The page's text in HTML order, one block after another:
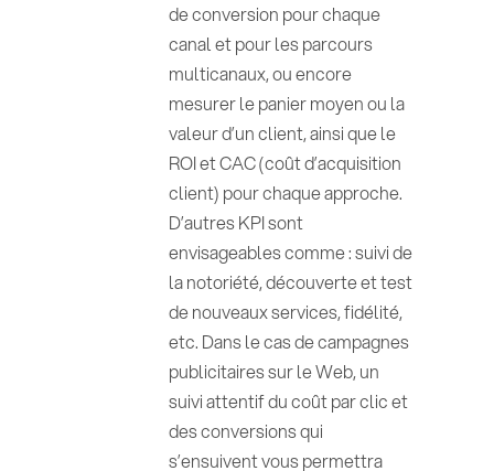
de conversion pour chaque
canal et pour les parcours
multicanaux, ou encore
mesurer le panier moyen ou la
valeur d’un client, ainsi que le
ROI et CAC (coût d’acquisition
client) pour chaque approche.
D’autres KPI sont
envisageables comme : suivi de
la notoriété, découverte et test
de nouveaux services, fidélité,
etc. Dans le cas de campagnes
publicitaires sur le Web, un
suivi attentif du coût par clic et
des conversions qui
s’ensuivent vous permettra